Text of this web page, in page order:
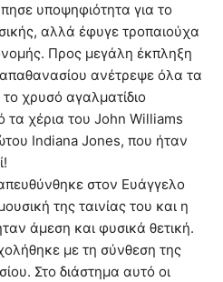
υποψηφιότητα για το
αλλά έφυγε τροπαιούχα
Προς μεγάλη έκπληξη
ανέτρεψε όλα τα
χρυσό αγαλματίδιο
τα χέρια του John Williams
Indiana Jones, που ήταν
στον Ευάγγελο
της ταινίας του και η
άμεση και φυσικά θετική.
με τη σύνθεση της
Στο διάστημα αυτό οι